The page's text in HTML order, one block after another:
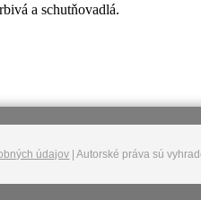
a schutňovadlá.
údajov | Autorské práva sú